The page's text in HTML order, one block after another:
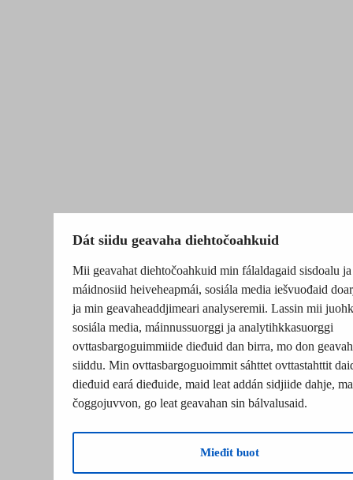
Dát siidu geavaha diehtočoahkuid
Mii geavahat diehtočoahkuid min fálaldagaid sisdoalu ja
máidnosiid heiveheapmái, sosiála media iešvuođaid
ja min geavaheaddjimeari analyseremii. Lassin mii
sosiála media, máinnussuorggi ja analytihkkasuorggi
ovttasbargoguimmiide dieđuid dan birra, mo don
siiddu. Min ovttasbargoguoimmit sáhttet ovttastahttit
dieđuid eará dieđuide, maid leat addán sidjiide dahje,
čoggojuvvon, go leat geavahan sin bálvalusaid.
Mieđit buot